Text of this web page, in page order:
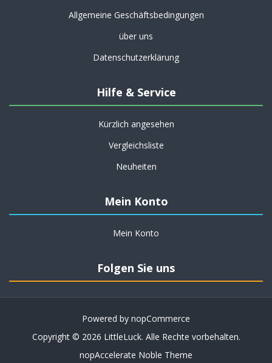
Allgemeine Geschäftsbedingungen
über uns
Datenschutzerklärung
Hilfe & Service
Kürzlich angesehen
Vergleichsliste
Neuheiten
Mein Konto
Mein Konto
Folgen Sie uns
Powered by nopCommerce
Copyright © 2026 LittleLuck. Alle Rechte vorbehalten.
nopAccelerate Noble Theme